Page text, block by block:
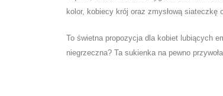
kolor, kobiecy krój oraz zmysłową siateczkę
To świetna propozycja dla kobiet lubiących
niegrzeczna? Ta sukienka na pewno